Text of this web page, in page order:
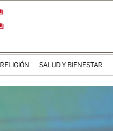
RELIGIÓN SALUD Y BIENESTAR